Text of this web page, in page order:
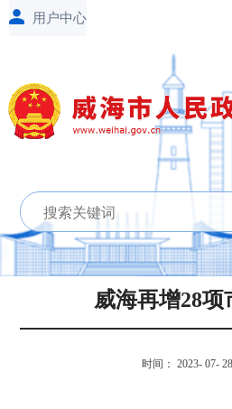
威海再增28项
时间： 2023- 07-